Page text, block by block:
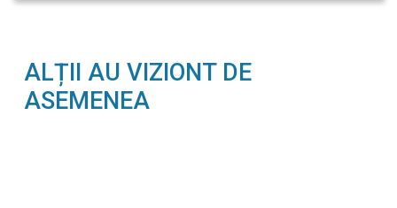
ALȚII AU VIZIONT DE
ASEMENEA